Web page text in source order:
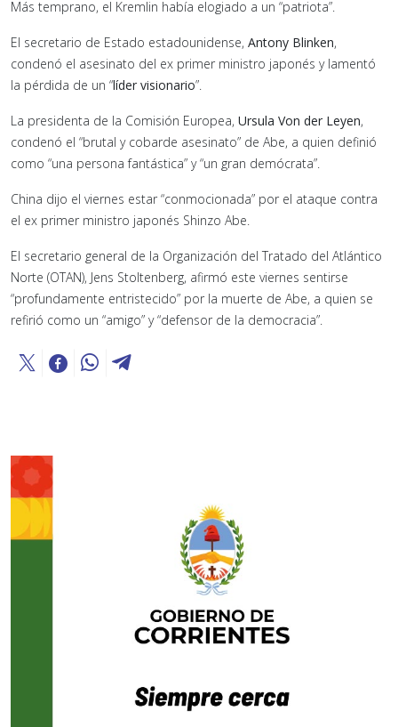
Más temprano, el Kremlin había elogiado a un “patriota”.
El secretario de Estado estadounidense, Antony Blinken,
condenó el asesinato del ex primer ministro japonés y lamentó
la pérdida de un “líder visionario”.
La presidenta de la Comisión Europea, Ursula Von der Leyen,
condenó el “brutal y cobarde asesinato” de Abe, a quien definió
como “una persona fantástica” y “un gran demócrata”.
China dijo el viernes estar “conmocionada” por el ataque contra
el ex primer ministro japonés Shinzo Abe.
El secretario general de la Organización del Tratado del Atlántico
Norte (OTAN), Jens Stoltenberg, afirmó este viernes sentirse
“profundamente entristecido” por la muerte de Abe, a quien se
refirió como un “amigo” y “defensor de la democracia”.